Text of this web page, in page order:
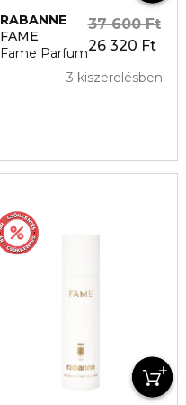
RABANNE
FAME
Fame Parfum26 320 Ft
37 600 Ft
3 kiszerelésben